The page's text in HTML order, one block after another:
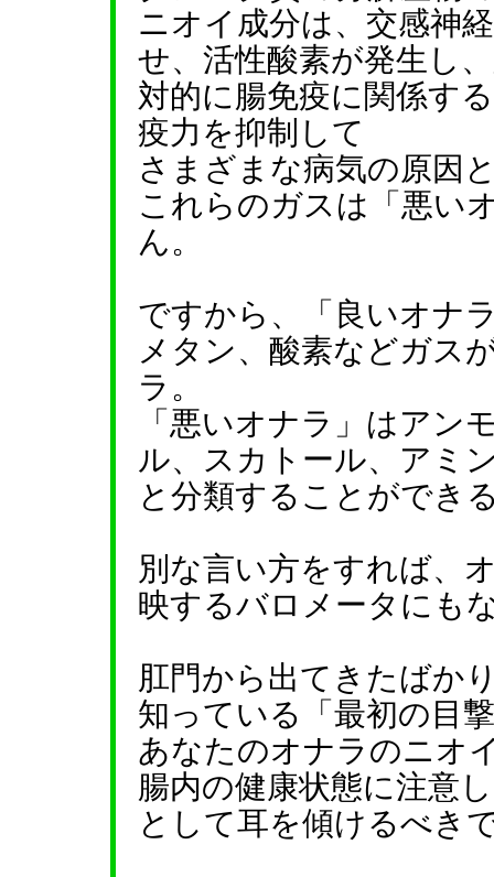
ニオイ成分は、交感神
せ、活性酸素が発生し
対的に腸免疫に関係す
疫力を抑制して
さまざまな病気の原因
これらのガスは「悪い
ん。
ですから、「良いオナ
メタン、酸素などガス
ラ。
「悪いオナラ」はアン
ル、スカトール、アミ
と分類することができ
別な言い方をすれば、
映するバロメータにも
肛門から出てきたばか
知っている「最初の目
あなたのオナラのニオ
腸内の健康状態に注意
として耳を傾けるべき